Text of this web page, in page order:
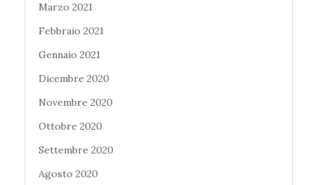
Marzo 2021
Febbraio 2021
Gennaio 2021
Dicembre 2020
Novembre 2020
Ottobre 2020
Settembre 2020
Agosto 2020